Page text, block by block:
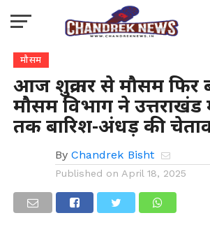
मौसम
आज शुक्रवार से मौसम फिर
मौसम विभाग ने
तक बारिश-अंधड़ की
By Chandrek Bisht
Published on April 18, 2025